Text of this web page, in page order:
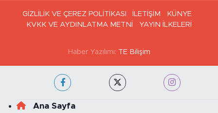
GİZLİLİK VE ÇEREZ POLİTİKASI İLETİŞİM
KÜNYE
KVKK VE AYDINLATMA METNİ
YAYIN İLKELERİ
Haber Yazılımı: TE Bilişim
Ana Sayfa